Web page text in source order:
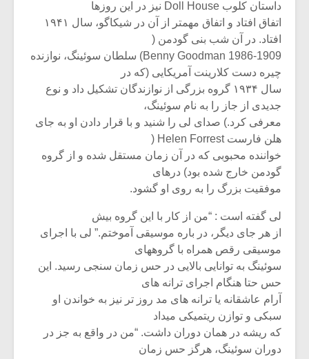
داستان کلوب Doll House نیز در این روزها
اتفاق افتاد و اتفاق مهمتر از آن در شیکاگو، سال ۱۹۴۱
افتاد. در آن شب بنی گودمن (
Benny Goodman 1986-1909) سلطان سوئینگ، نوازنده
چیره دست کلارینت آمریکایی (که در
سال ۱۹۳۴ گروه بزرگی از نوازندگان تشکیل داد و نوع
جدیدی از جاز را به نام سوئینگ،
معرفی کرد.) صدای لی را شنید و با قرار دادن او به جای
هلن فارست Helen Forrest (
خواننده محبوبی که در آن زمان مستقل شده و از گروه
گودمن خارج شده بود) درهای
موفقیت بزرگ را به روی او گشود.
لی گفته است : “من از کار با این گروه بیش
از هر جای دیگر، در باره موسیقی آموختم.” لی با اجرای
موسیقی رقص همراه با گروههای
سوئینگ به توانایی بالایی در حس زمان سنجی رسید. این
حس حتا هنگام اجرای ترانه های
آرام عاشقانه یا ترانه های مد روز تر نیز به خواندن او
سبکی و توازن ریتمیکی میداد
که ریشه در همان دوران داشت. “من در واقع به جز در
دوران سوئینگ، هرگز حس زمان